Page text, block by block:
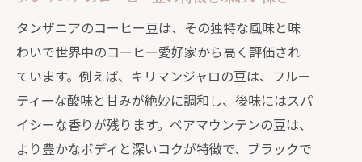
タンザニアのコーヒー豆は、その独特な風味と味
わいで世界中のコーヒー愛好家から高く評価され
ています。例えば、キリマンジャロの豆は、フルー
ティーな酸味と甘みが絶妙に調和し、後味にはスパ
イシーな香りが残ります。ペアマウンテンの豆は、
より豊かなボディと深いコクが特徴で、ブラックで